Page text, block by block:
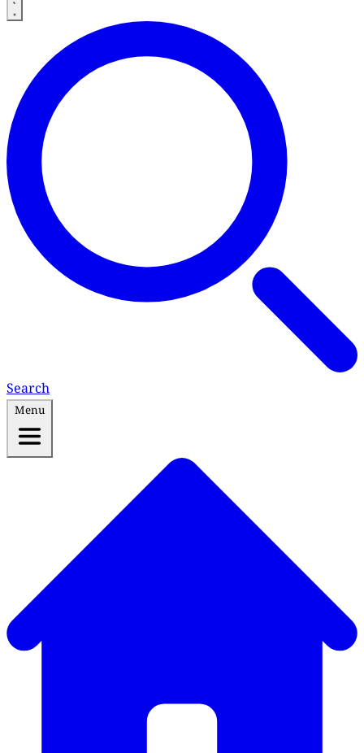
Search
Menu